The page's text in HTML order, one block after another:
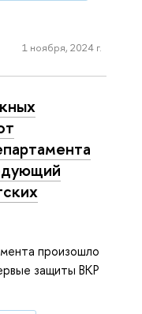
1 ноября, 2024 г.
произошло
защиты ВКР